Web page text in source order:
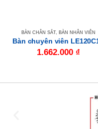
BÀN CHÂN SẮT, BÀN NHÂN VIÊN
Bàn chuyên viên
1.662.000 ₫